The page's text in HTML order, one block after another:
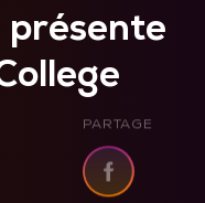
présente
PARTAGE